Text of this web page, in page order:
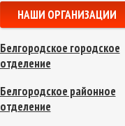
НАШИ ОРГАНИЗАЦИИ
Белгородское городское
отделение
Белгородское районное
отделение